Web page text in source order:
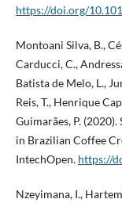
https://doi.org/
Montoani Silva, B.,
Carducci, C.,
Batista de Melo, L.,
Reis, T., Henrique
Guimarães, P.
in Brazilian Coffee
IntechOpen. https://
Nzeyimana, I.,